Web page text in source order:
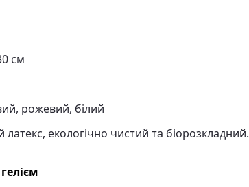
см
рожевий, білий
екологічно чистий та біорозкладний.